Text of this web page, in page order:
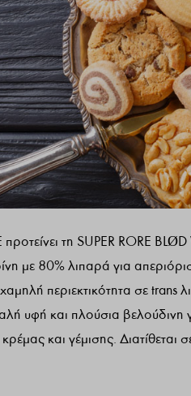
τη SUPER RORE
με 80% λιπαρά για
περιεκτικότητα σε trans
υφή και πλούσια βελούδινη
και γέμισης. Διατίθεται